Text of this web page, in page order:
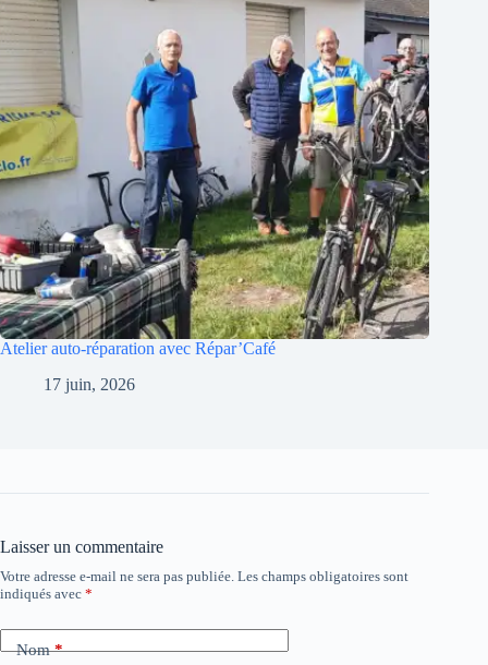
Atelier auto-réparation avec Répar’Café
17 juin, 2026
Laisser un commentaire
Votre adresse e-mail ne sera pas publiée. Les champs obligatoires sont
indiqués avec *
Nom*